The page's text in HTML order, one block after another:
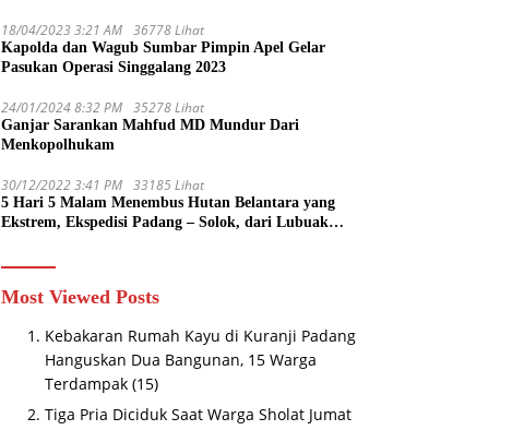
18/04/2023 3:21 AM 36778 Lihat
Kapolda dan Wagub Sumbar Pimpin Apel Gelar
Pasukan Operasi Singgalang 2023
24/01/2024 8:32 PM 35278 Lihat
Ganjar Sarankan Mahfud MD Mundur Dari
Menkopolhukam
30/12/2022 3:41 PM 33185 Lihat
5 Hari 5 Malam Menembus Hutan Belantara yang
Ekstrem, Ekspedisi Padang – Solok, dari Lubuak
Most Viewed Posts
Kebakaran Rumah Kayu di Kuranji Padang
Hanguskan Dua Bangunan, 15 Warga
Terdampak (15)
Tiga Pria Diciduk Saat Warga Sholat Jumat